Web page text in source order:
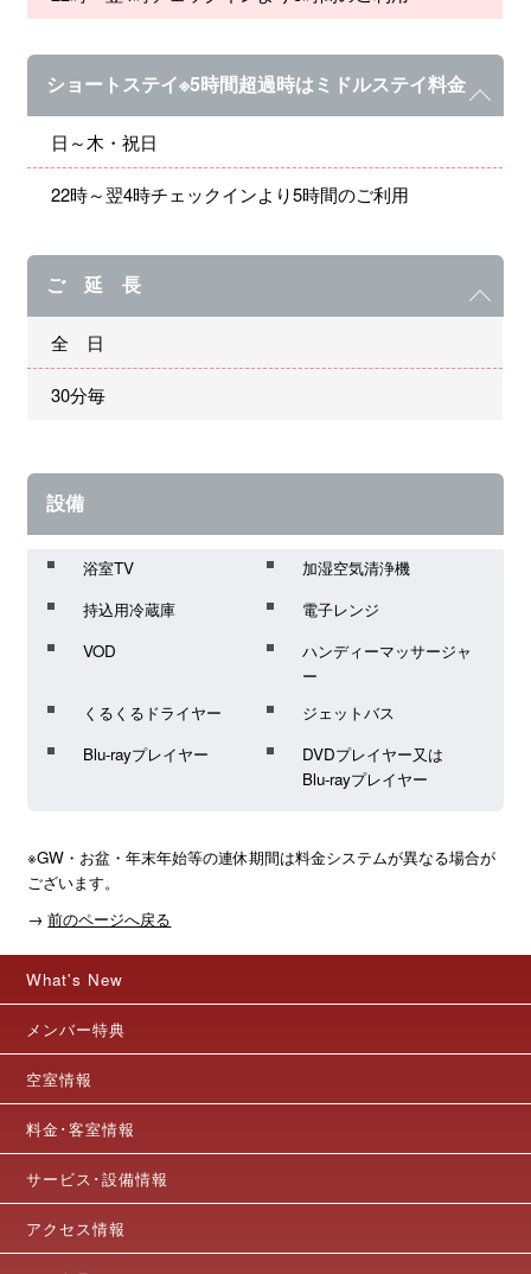
ショートステイ※5時間超過時はミドルステイ料金
日～木・祝日
22時～翌4時チェックインより5時間のご利用
ご 延 長
全 日
30分毎
設備
浴室TV
加湿空気清浄機
持込用冷蔵庫
電子レンジ
VOD
ハンディーマッサージャ
ー
くるくるドライヤー
ジェットバス
Blu-rayプレイヤー
DVDプレイヤー又は
Blu-rayプレイヤー
※GW・お盆・年末年始等の連休期間は料金システムが異なる場合が
ございます。
→ 前のページへ戻る
What's New
メンバー特典
空室情報
料金･客室情報
サービス･設備情報
アクセス情報